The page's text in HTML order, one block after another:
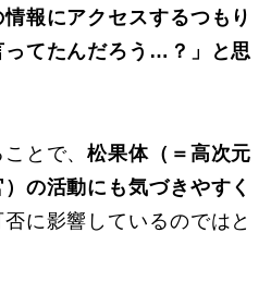
報にアクセスするつもり
ってたんだろう…？」と思
ことで、松果体（＝高次元
の活動にも気づきやすく
に影響しているのではと